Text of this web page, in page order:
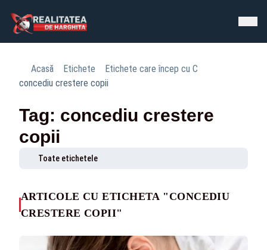
Acasă Etichete
Etichete care încep cu C
concediu crestere copii
Tag: concediu crestere
copii
Toate etichetele
ARTICOLE CU ETICHETA "CONCEDIU
CRESTERE COPII"